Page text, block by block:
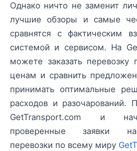
Однако ничто не заменит
лучшие обзоры и самые
сравнятся с фактическим
системой и сервисом. На
можете заказать перевозку
ценам и сравнить
принимать оптимальные
расходов и разочарований.
GetTransport.com и
проверенные заявки
перевозки по всему миру